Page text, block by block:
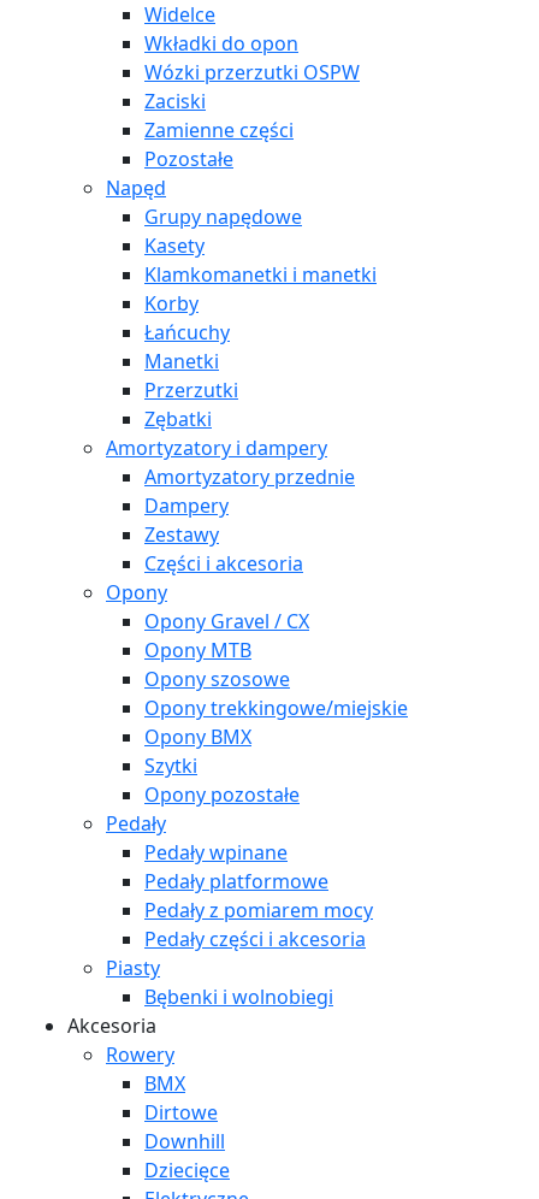
Widelce
Wkładki do opon
Wózki przerzutki OSPW
Zaciski
Zamienne części
Pozostałe
Napęd
Grupy napędowe
Kasety
Klamkomanetki i manetki
Korby
Łańcuchy
Manetki
Przerzutki
Zębatki
Amortyzatory i dampery
Amortyzatory przednie
Dampery
Zestawy
Części i akcesoria
Opony
Opony Gravel / CX
Opony MTB
Opony szosowe
Opony trekkingowe/miejskie
Opony BMX
Szytki
Opony pozostałe
Pedały
Pedały wpinane
Pedały platformowe
Pedały z pomiarem mocy
Pedały części i akcesoria
Piasty
Bębenki i wolnobiegi
Akcesoria
Rowery
BMX
Dirtowe
Downhill
Dziecięce